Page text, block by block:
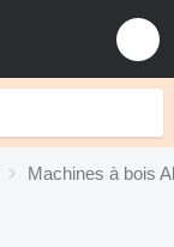
Machines à bois